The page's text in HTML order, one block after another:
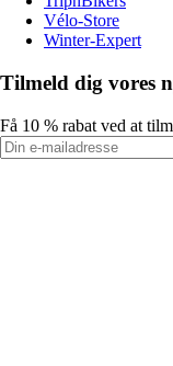
Vélo-Store
Winter-Expert
Tilmeld dig vores
Få 10 % rabat ved at